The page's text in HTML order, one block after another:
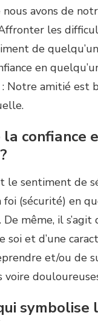
nous avons de
les
de
en
Notre amitié est
confiance
le sentiment de
foi (sécurité) en
même, il s’agit
soi et d’une
et/ou de
voire
symbolise